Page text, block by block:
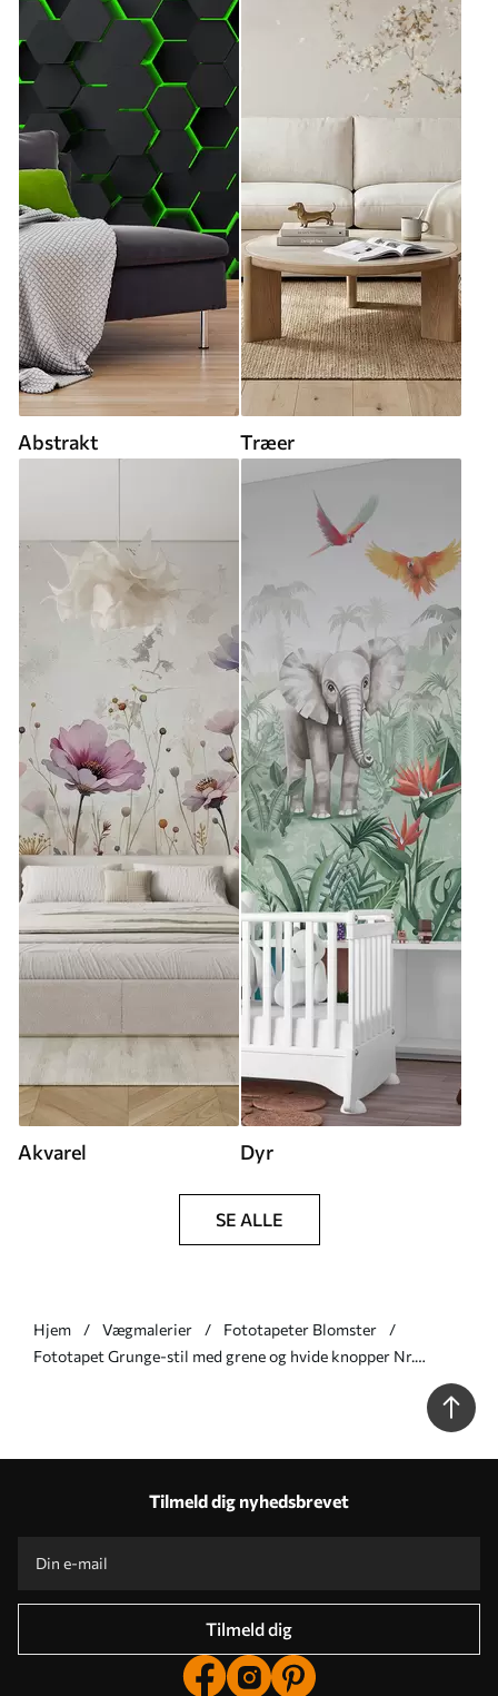
Abstrakt Træer
Akvarel Dyr
SE ALLE
Hjem Vægmalerier
Fototapeter Blomster
Fototapet Grunge-stil med grene og hvide knopper Nr.
Tilmeld dig nyhedsbrevet
Tilmeld dig